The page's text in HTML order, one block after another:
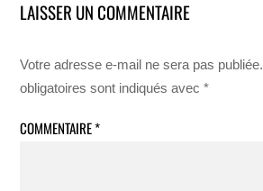
LAISSER UN COMMENTAIRE
Votre adresse e-mail ne sera pas publiée.
obligatoires sont indiqués avec*
COMMENTAIRE*